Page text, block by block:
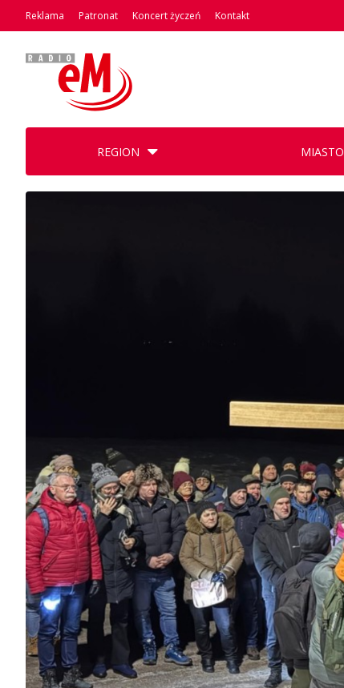
Reklama Patronat Koncert życzeń Kontakt
REGION MIASTO